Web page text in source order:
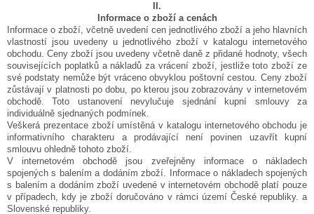
II.
Informace o zboží a cenách
Informace o zboží, včetně uvedení cen jednotlivého zboží a jeho hlavních
vlastností jsou uvedeny u jednotlivého zboží v katalogu internetového
obchodu. Ceny zboží jsou uvedeny včetně daně z přidané hodnoty, všech
souvisejících poplatků a nákladů za vrácení zboží, jestliže toto zboží ze
své podstaty nemůže být vráceno obvyklou poštovní cestou. Ceny zboží
zůstávají v platnosti po dobu, po kterou jsou zobrazovány v internetovém
obchodě. Toto ustanovení nevylučuje sjednání kupní smlouvy za
individuálně sjednaných podmínek.
Veškerá prezentace zboží umístěná v katalogu internetového obchodu je
informativního charakteru a prodávající není povinen uzavřít kupní
smlouvu ohledně tohoto zboží.
V internetovém obchodě jsou zveřejněny informace o nákladech
spojených s balením a dodáním zboží. Informace o nákladech spojených
s balením a dodáním zboží uvedené v internetovém obchodě platí pouze
v případech, kdy je zboží doručováno v rámci území České republiky. a
Slovenské republiky.